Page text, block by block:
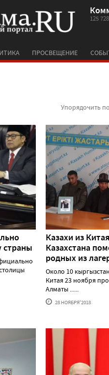
125 728
ПРОСВЕЩЕНИЕ
Упорядочить
страны
Казахи из
Казахстана
родных из
Около 10
Китая 23 ноября
Алматы ......
28 НОЯБРЯ'2018